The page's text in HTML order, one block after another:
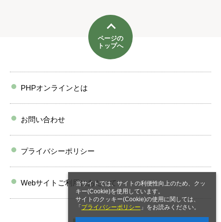
当サイトでは、サイトの利便性向上のため、クッ
キー(Cookie)を使用しています。
サイトのクッキー(Cookie)の使用に関しては、
「 プライバシーポリシー 」をお読みください。
ページの
トップへ
PHPオンラインとは
お問い合わせ
プライバシーポリシー
Webサイトご利用にあたって